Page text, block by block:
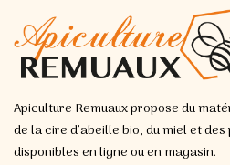
Apiculture Remuaux propose du
de la cire d’abeille bio, du miel et
disponibles en ligne ou en magasin.